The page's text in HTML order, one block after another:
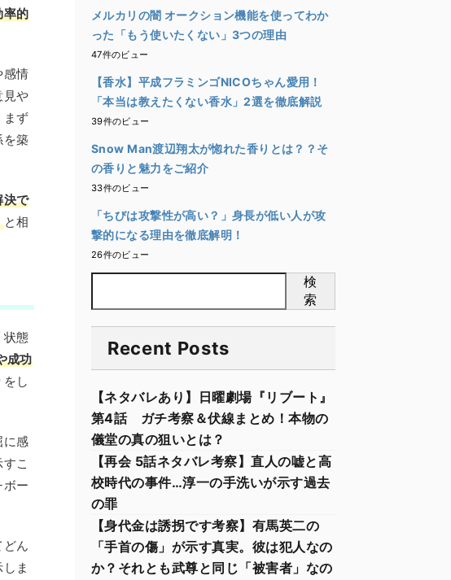
率的
感情
見や
まず
を築
決で
と相
状態
成功
し
に感
こ
ー
ん
ま
メルカリの闇 オークション機能を使ってわか
った「もう使いたくない」3つの理由
47件のビュー
【香水】平成フラミンゴNICOちゃん愛用！
「本当は教えたくない香水」2選を徹底解説
39件のビュー
Snow Man渡辺翔太が惚れた香りとは？？そ
の香りと魅力をご紹介
33件のビュー
「ちびは攻撃性が高い？」身長が低い人が攻
撃的になる理由を徹底解明！
26件のビュー
検
索
Recent Posts
【ネタバレあり】日曜劇場『リブート』
第4話 ガチ考察＆伏線まとめ！本物の
儀堂の真の狙いとは？
【再会 5話ネタバレ考察】直人の嘘と高
校時代の事件…淳一の手洗いが示す過去
の罪
【身代金は誘拐です考察】有馬英二の
「手首の傷」が示す真実。彼は犯人なの
か？それとも武尊と同じ「被害者」なの